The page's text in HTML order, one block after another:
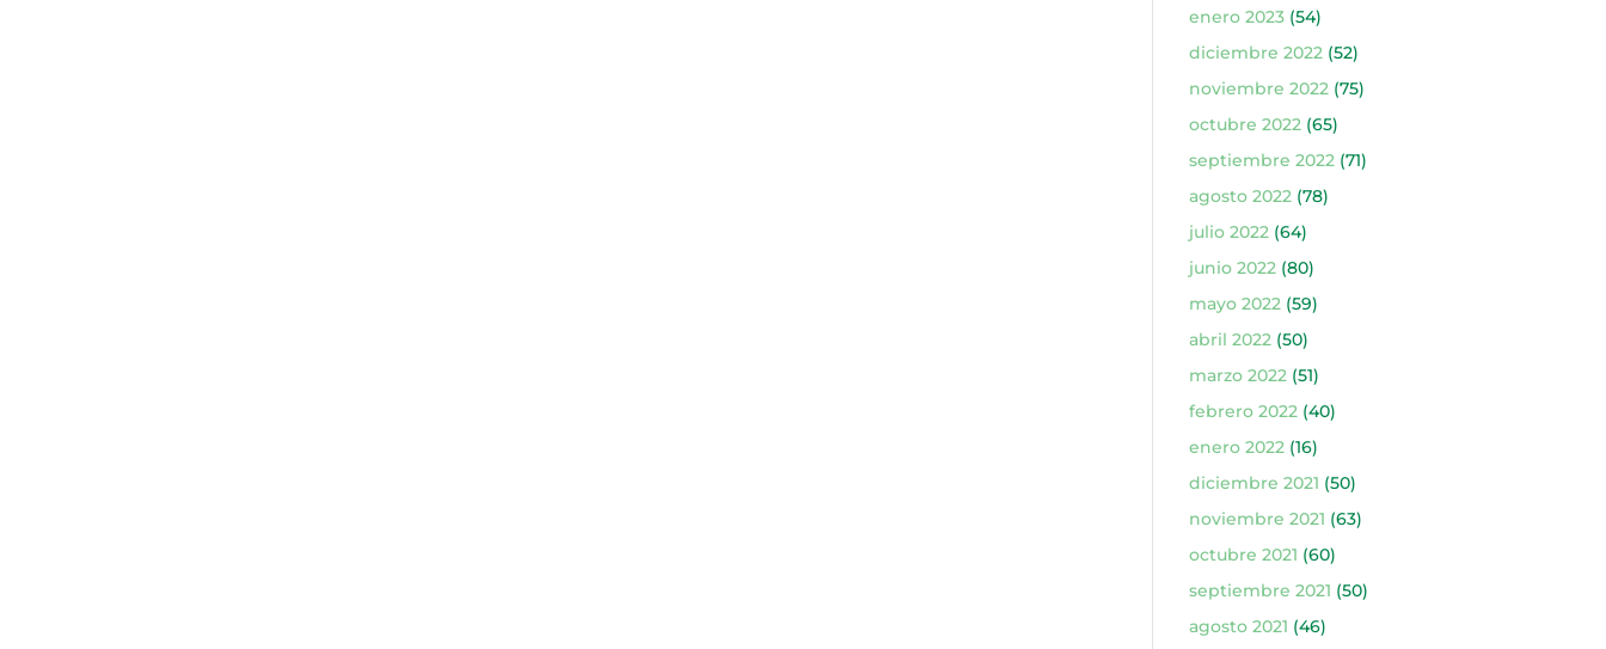
enero 2023(54)
diciembre 2022(52)
noviembre 2022(75)
octubre 2022(65)
septiembre 2022(71)
agosto 2022(78)
julio 2022(64)
junio 2022(80)
mayo 2022(59)
abril 2022(50)
marzo 2022(51)
febrero 2022(40)
enero 2022(16)
diciembre 2021 (50)
noviembre 2021 (63)
octubre 2021 (60)
septiembre 2021 (50)
agosto 2021 (46)